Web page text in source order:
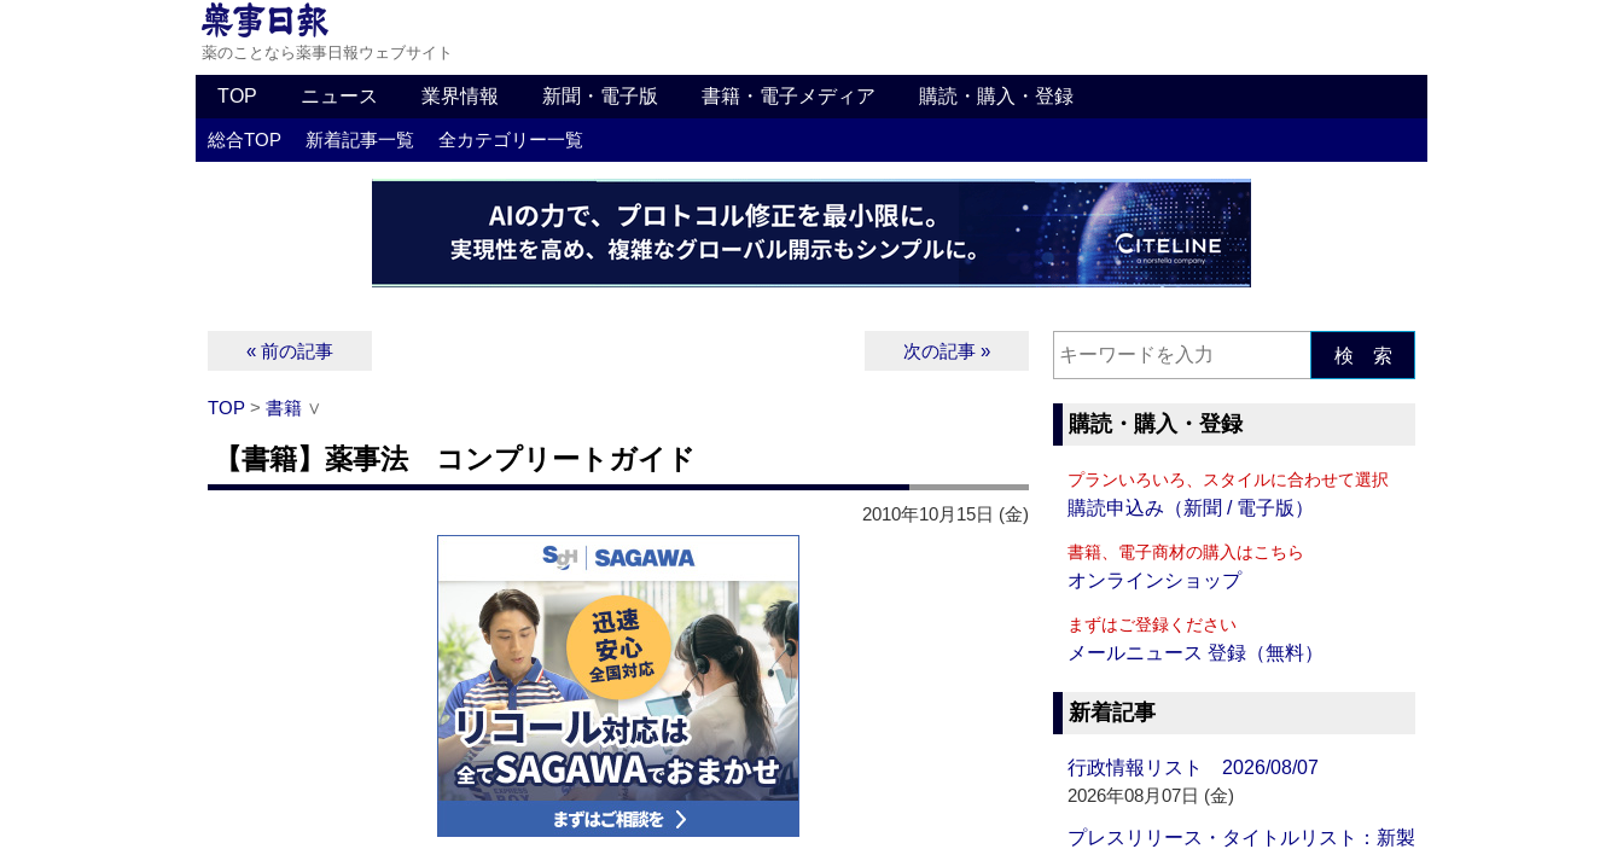
薬のことなら薬事日報ウェブサイト
TOP ニュース 業界情報 新聞・電子版 書籍・電子メディア 購読・購入・登録
総合TOP 新着記事一覧 全カテゴリー一覧
« 前の記事 次の記事 »
TOP > 書籍 ∨
【書籍】薬事法 コンプリートガイド
2010年10月15日 (金)
検 索
購読・購入・登録
プランいろいろ、スタイルに合わせて選択
購読申込み（新聞 / 電子版）
書籍、電子商材の購入はこちら
オンラインショップ
まずはご登録ください
メールニュース 登録（無料）
新着記事
行政情報リスト 2026/08/07
2026年08月07日 (金)
プレスリリース・タイトルリスト：新製